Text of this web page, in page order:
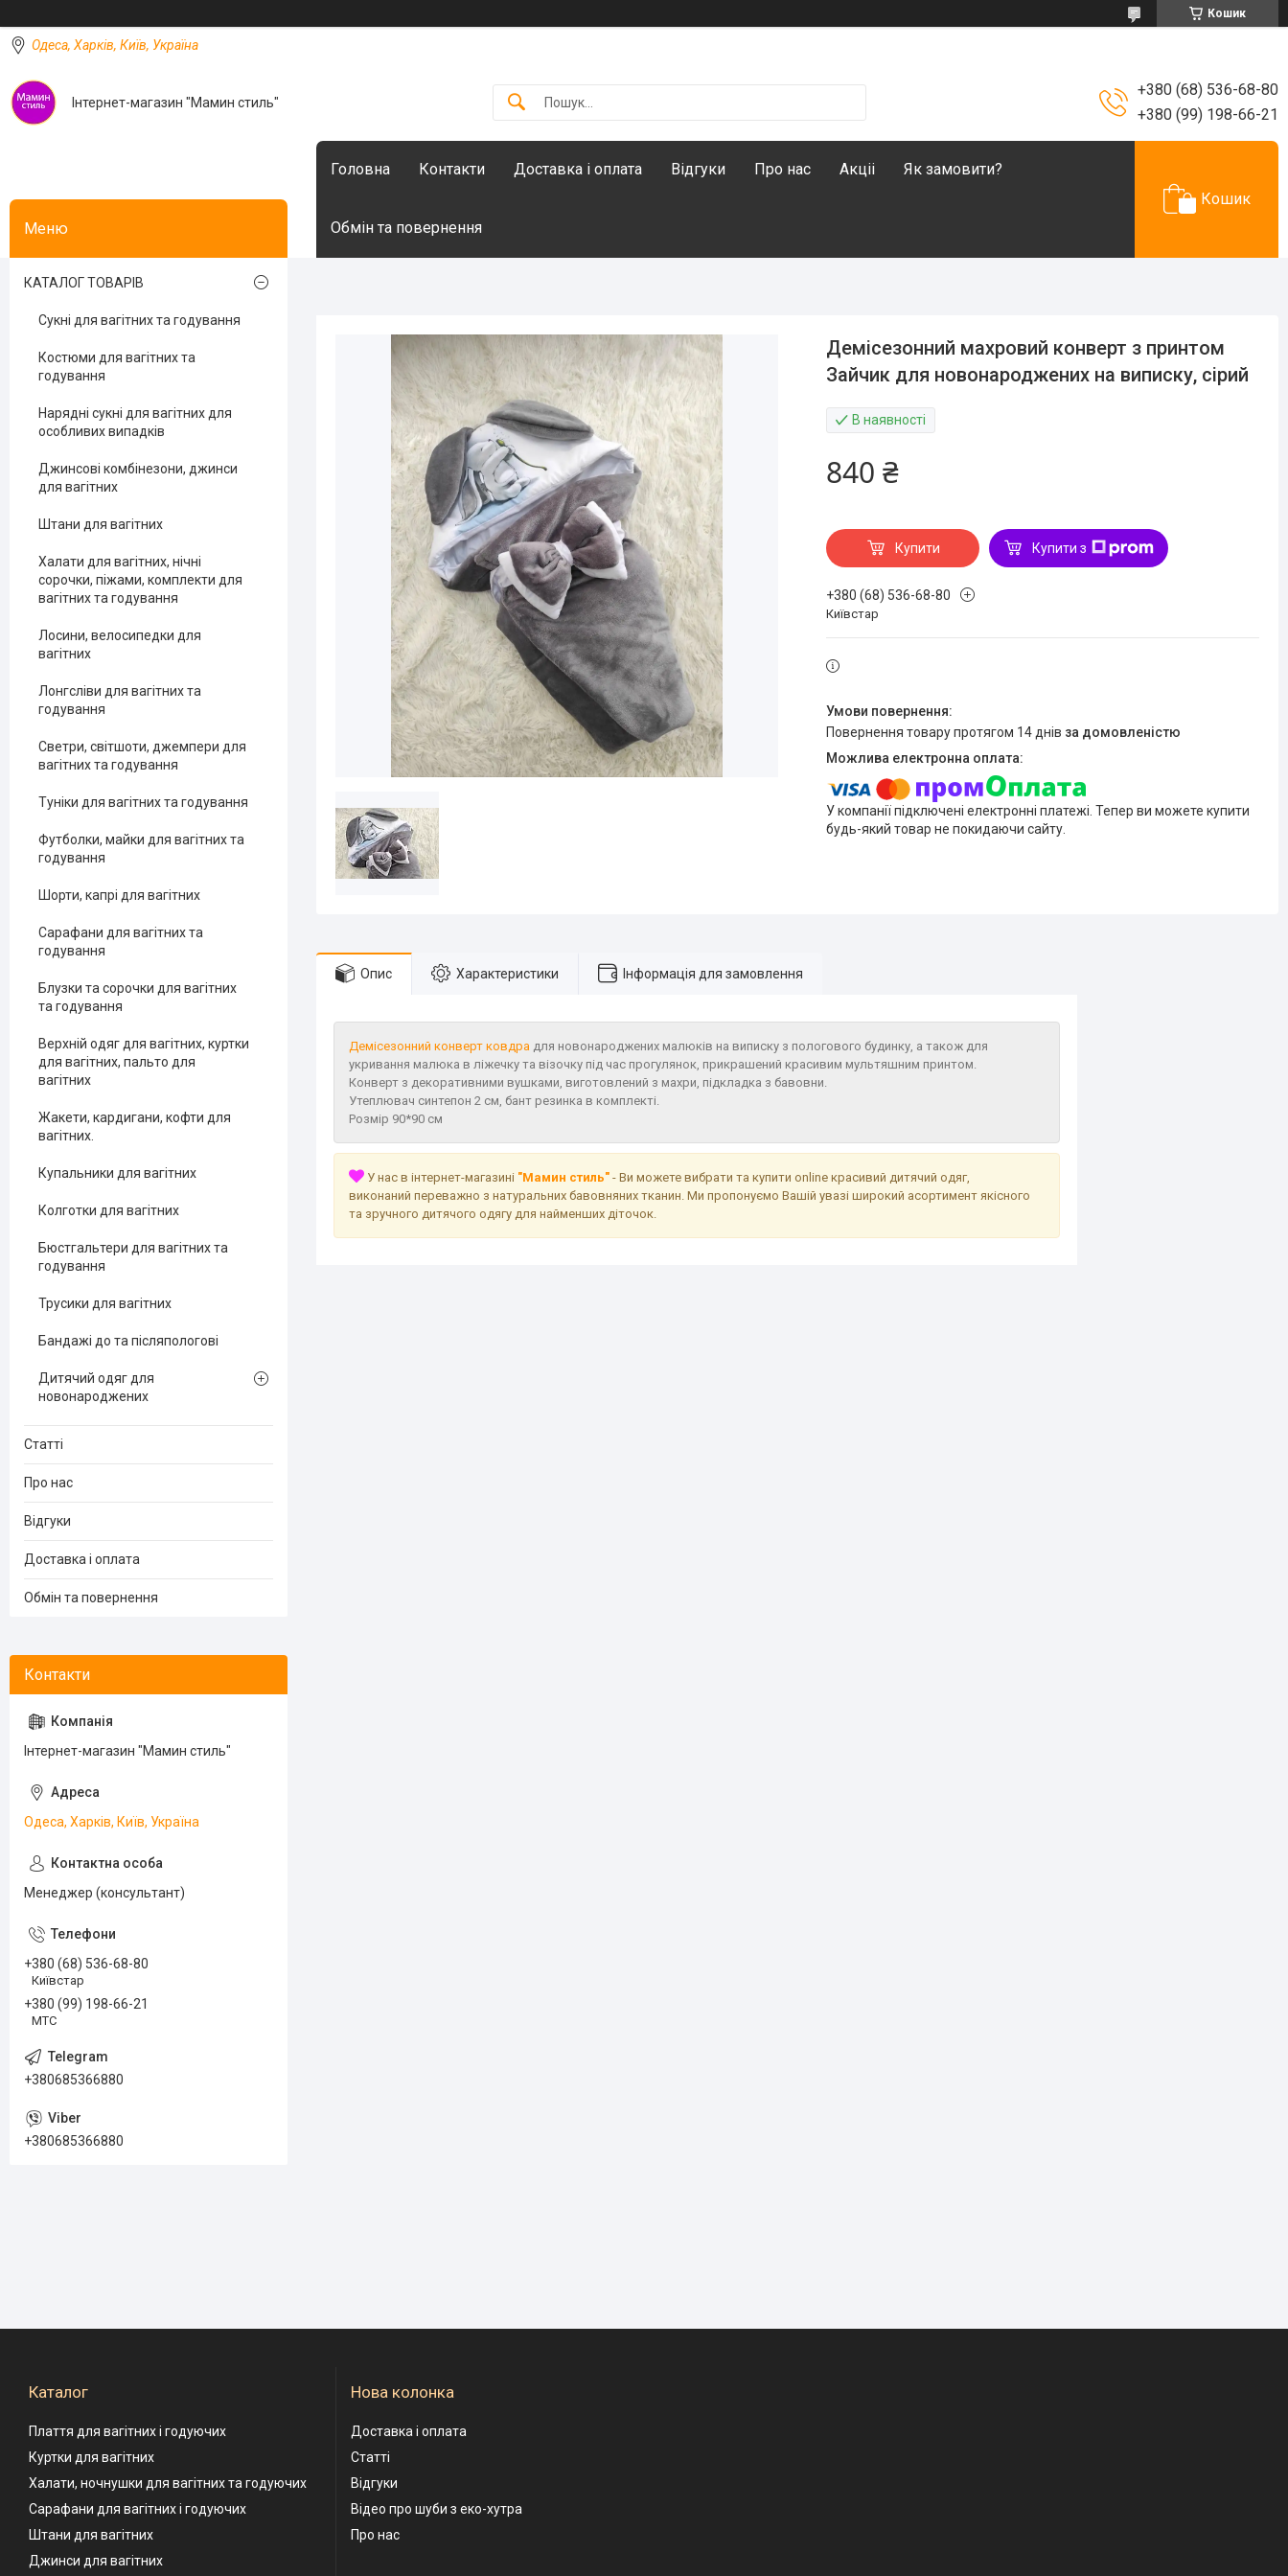
Кошик
Одеса, Харків, Київ, Україна
Інтернет-магазин "Мамин стиль"
+380 (68) 536-68-80
+380 (99) 198-66-21
Головна Контакти Доставка і оплата Відгуки Про нас Акціі Як замовити?
Обмін та повернення
Кошик
Демісезонний махровий конверт з принтом
Зайчик для новонароджених на виписку, сірий
В наявності
840 ₴
Купити Купити з
+380 (68) 536-68-80
Київстар
повернення товару протягом 14 днів за домовленістю
У компанії підключені електронні платежі. Тепер ви можете купити
будь-який товар не покидаючи сайту.
Опис Характеристики Інформація для замовлення
Демісезонний конверт ковдра для новонароджених малюків на виписку з пологового будинку, а також для
укривання малюка в ліжечку та візочку під час прогулянок, прикрашений красивим мультяшним принтом.
Конверт з декоративними вушками, виготовлений з махри, підкладка з бавовни.
Утеплювач синтепон 2 см, бант резинка в комплекті.
Розмір 90*90 см
У нас в інтернет-магазині "Мамин стиль" - Ви можете вибрати та купити online красивий дитячий одяг,
виконаний переважно з натуральних бавовняних тканин. Ми пропонуємо Вашій увазі широкий асортимент якісного
та зручного дитячого одягу для найменших діточок.
КАТАЛОГ ТОВАРІВ
Сукні для вагітних та годування
Костюми для вагітних та
годування
Нарядні сукні для вагітних для
особливих випадків
Джинсові комбінезони, джинси
для вагітних
Штани для вагітних
Халати для вагітних, нічні
сорочки, піжами, комплекти для
вагітних та годування
Лосини, велосипедки для
вагітних
Лонгсліви для вагітних та
годування
Светри, світшоти, джемпери для
вагітних та годування
Туніки для вагітних та годування
Футболки, майки для вагітних та
годування
Шорти, капрі для вагітних
Сарафани для вагітних та
годування
Блузки та сорочки для вагітних
та годування
Верхній одяг для вагітних, куртки
для вагітних, пальто для
вагітних
Жакети, кардигани, кофти для
вагітних.
Купальники для вагітних
Колготки для вагітних
Бюстгальтери для вагітних та
годування
Трусики для вагітних
Бандажі до та післяпологові
Дитячий одяг для
новонароджених
Статті
Про нас
Відгуки
Доставка і оплата
Обмін та повернення
Інтернет-магазин "Мамин стиль"
Одеса, Харків, Київ, Україна
Менеджер (консультант)
+380 (68) 536-68-80
Київстар
+380 (99) 198-66-21
МТС
+380685366880
+380685366880
Каталог
Плаття для вагітних і годуючих
Куртки для вагітних
Халати, ночнушки для вагітних та годуючих
Сарафани для вагітних і годуючих
Штани для вагітних
Джинси для вагітних
Нова колонка
Доставка і оплата
Статті
Відгуки
Відео про шуби з еко-хутра
Про нас